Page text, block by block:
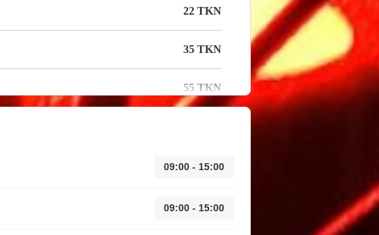
22 TKN
35 TKN
55 TKN
09:00 - 15:00
09:00 - 15:00